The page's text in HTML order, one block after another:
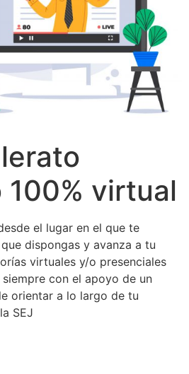
virtual
el lugar en el que te
dispongas y avanza a tu
virtuales y/o presenciales
con el apoyo de un
orientar a lo largo de tu
SEJ